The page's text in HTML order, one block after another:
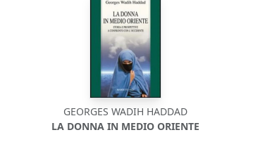
GEORGES WADIH HADDAD
LA DONNA IN MEDIO ORIENTE